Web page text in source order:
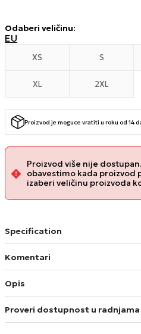
Odaberi veličinu:
EU
XS S
XL 2XL
Proizvod je moguce vratiti u roku od 14
Proizvod više nije
obavestimo kada proizvod
izaberi veličinu proizvoda
Specification
Komentari
Opis
Proveri dostupnost u radnjama